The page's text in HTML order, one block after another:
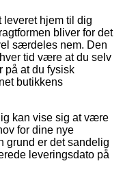
hjem til dig
bliver for det
særdeles nem. Den
tid være at du selv
på at du fysisk
butikkens
kan vise sig at være
for dine nye
grund er det sandelig
leveringsdato på